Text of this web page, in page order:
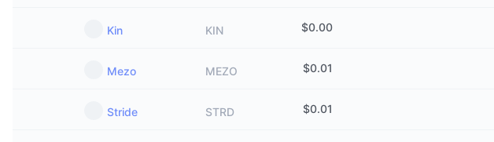
Kin KIN $0.00
Mezo MEZO $0.01
Stride STRD $0.01